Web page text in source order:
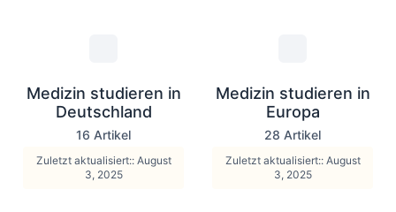
Medizin studieren in
Deutschland
16 Artikel
Zuletzt aktualisiert:: August
3, 2025
Medizin studieren in
Europa
28 Artikel
Zuletzt aktualisiert:: August
3, 2025